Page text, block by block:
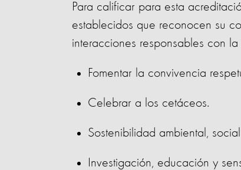
Para calificar para esta
establecidos que reconocen su
interacciones responsables con
Fomentar la convivencia
Celebrar a los cetáceos.
Sostenibilidad ambiental,
Investigación, educación y